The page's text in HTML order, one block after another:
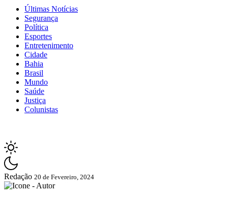
Últimas Notícias
Segurança
Política
Esportes
Entretenimento
Cidade
Bahia
Brasil
Mundo
Saúde
Justiça
Colunistas
Redação 20 de Fevereiro, 2024